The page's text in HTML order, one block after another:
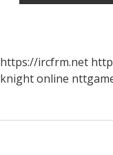
https://ircfrm.net
knight online